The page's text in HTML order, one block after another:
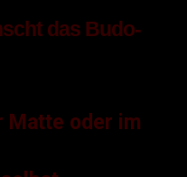
das Budo-
Matte oder im